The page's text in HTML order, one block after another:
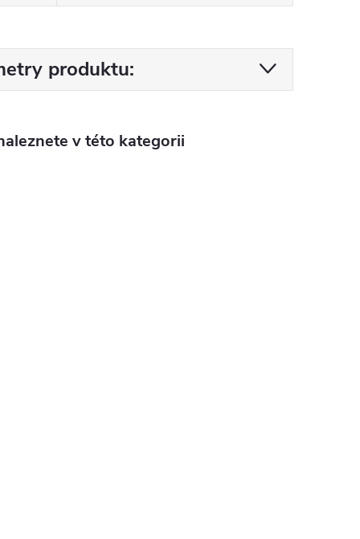
produktu:
v této kategorii